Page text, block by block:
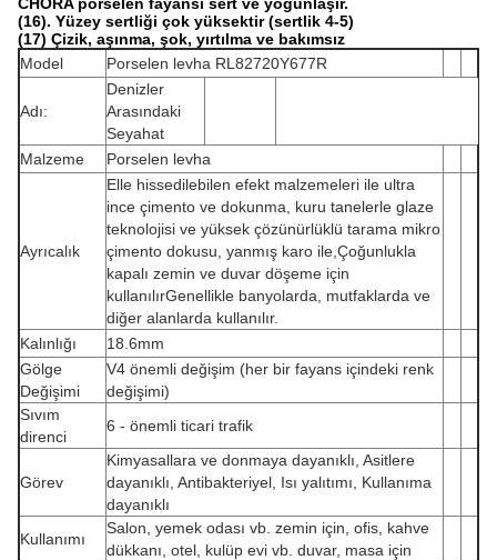
(16). Yüzey sertliği çok yüksektir (sertlik 4-5)
(17) Çizik, aşınma, şok, yırtılma ve bakımsız
Model
Porselen levha RL82720Y677R
Adı:
Denizler
Arasındaki
Seyahat
Malzeme
Porselen levha
Ayrıcalık
Elle hissedilebilen efekt malzemeleri ile ultra
ince çimento ve dokunma, kuru tanelerle glaze
teknolojisi ve yüksek çözünürlüklü tarama mikro
çimento dokusu, yanmış karo ile,Çoğunlukla
kapalı zemin ve duvar döşeme için
kullanılırGenellikle banyolarda, mutfaklarda ve
diğer alanlarda kullanılır.
Kalınlığı
18.6mm
Gölge
Değişimi
V4 önemli değişim (her bir fayans içindeki renk
değişimi)
Sıvım
direnci
6 - önemli ticari trafik
Görev
Kimyasallara ve donmaya dayanıklı, Asitlere
dayanıklı, Antibakteriyel, Isı yalıtımı, Kullanıma
dayanıklı
Kullanımı
Salon, yemek odası vb. zemin için, ofis, kahve
dükkanı, otel, kulüp evi vb. duvar, masa için